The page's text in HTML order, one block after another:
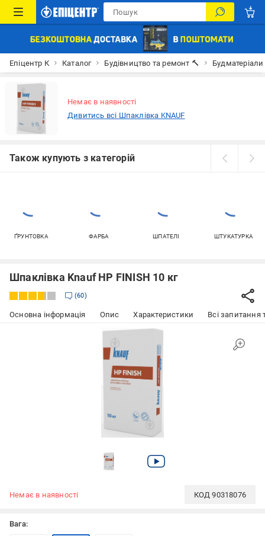
Епіцентр К Каталог Будівництво та ремонт 🔨 Будматеріали
Немає в наявності
Дивитись всі Шпаклівка KNAUF
Також купують з категорій
ҐРУНТОВКА ФАРБА ШПАТЕЛІ ШТУКАТУРКА
Шпаклівка Knauf НР FINISH 10 кг
60
Основна інформація Опис Характеристики Всі запитання
Немає в наявності КОД90318076
Вага: